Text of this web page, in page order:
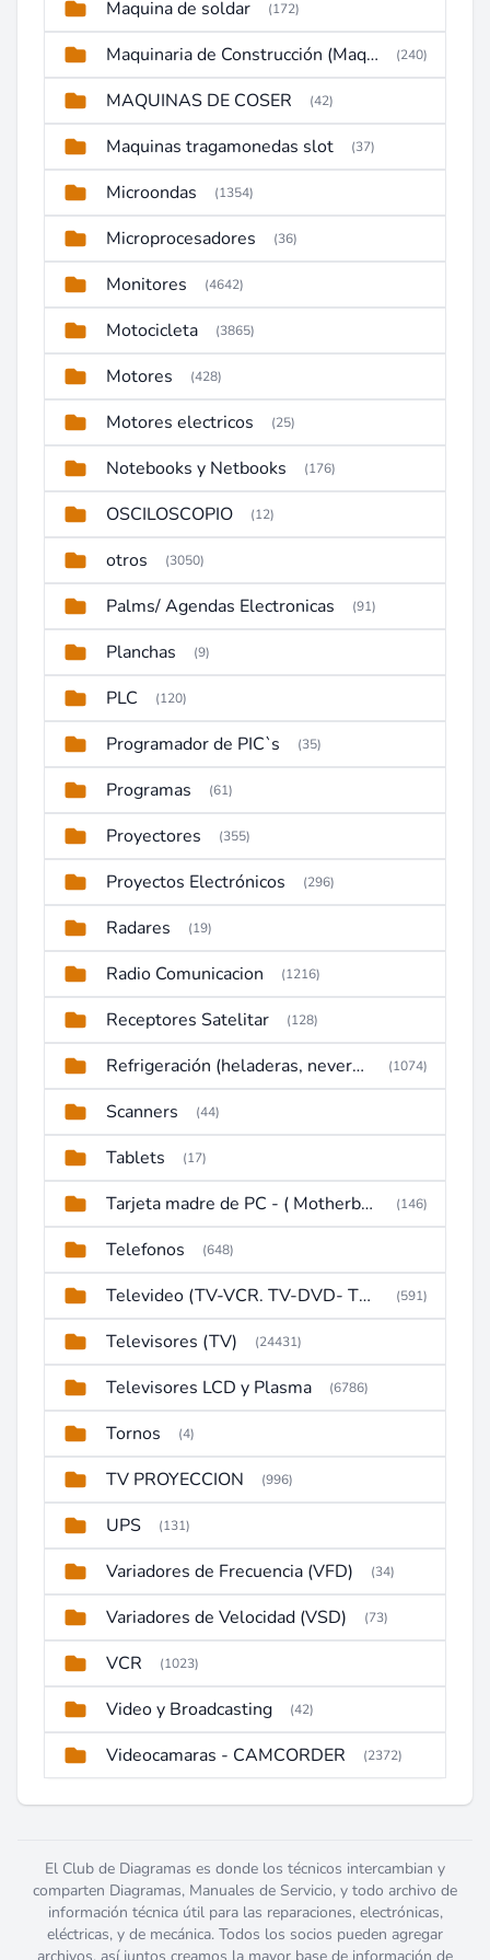
Maquina de soldar (172)
Maquinaria de Construcción (Maquinaria Pesada) (240)
MAQUINAS DE COSER (42)
Maquinas tragamonedas slot (37)
Microondas (1354)
Microprocesadores (36)
Monitores (4642)
Motocicleta (3865)
Motores (428)
Motores electricos (25)
Notebooks y Netbooks (176)
OSCILOSCOPIO (12)
otros (3050)
Palms/ Agendas Electronicas (91)
Planchas (9)
PLC (120)
Programador de PIC`s (35)
Programas (61)
Proyectores (355)
Proyectos Electrónicos (296)
Radares (19)
Radio Comunicacion (1216)
Receptores Satelitar (128)
Refrigeración (heladeras, neveras, congeladores) (1074)
Scanners (44)
Tablets (17)
Tarjeta madre de PC - ( Motherboard ) (146)
Telefonos (648)
Televideo (TV-VCR. TV-DVD- TV-DVD-VCR) (591)
Televisores (TV) (24431)
Televisores LCD y Plasma (6786)
Tornos (4)
TV PROYECCION (996)
UPS (131)
Variadores de Frecuencia (VFD) (34)
Variadores de Velocidad (VSD) (73)
VCR (1023)
Video y Broadcasting (42)
Videocamaras - CAMCORDER (2372)
El Club de Diagramas es donde los técnicos intercambian y
comparten Diagramas, Manuales de Servicio, y todo archivo de
información técnica útil para las reparaciones, electrónicas,
eléctricas, y de mecánica. Todos los socios pueden agregar